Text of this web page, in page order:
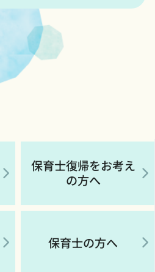
保育士復帰をお考え
の方へ
保育士の方へ